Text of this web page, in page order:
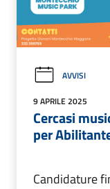
AVVISI
9 APRILE 2025
Cercasi
per
Candidature